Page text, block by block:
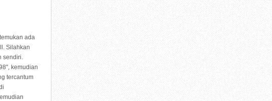
ada
Silahkan
sendiri.
kemudian
tercantum